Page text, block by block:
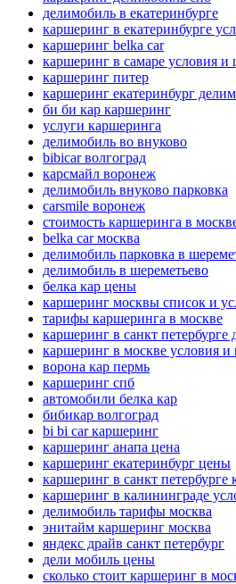
делимобиль в екатеринбурге
каршеринг в екатеринбурге
каршеринг belka car
каршеринг в самаре условия и
каршеринг питер
каршеринг екатеринбург
би би кар каршеринг
услуги каршеринга
делимобиль во внуково
bibicar волгоград
карсмайл воронеж
делимобиль внуково парковка
carsmile воронеж
стоимость каршеринга в
belka car москва
делимобиль парковка в
делимобиль в шереметьево
белка кар цены
каршеринг москвы список и
тарифы каршеринга в москве
каршеринг в санкт петербурге
каршеринг в москве условия
ворона кар пермь
каршеринг спб
автомобили белка кар
бибикар волгоград
bi bi car каршеринг
каршеринг анапа цена
каршеринг екатеринбург цены
каршеринг в санкт
каршеринг в калининграде
делимобиль тарифы москва
энитайм каршеринг москва
яндекс драйв санкт петербург
дели мобиль цены
сколько стоит каршеринг в